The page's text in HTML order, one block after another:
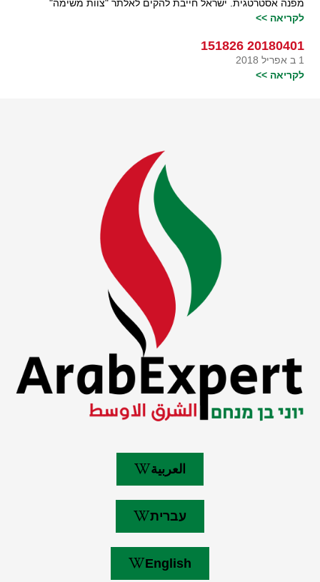
מפנה אסטרטגית. ישראל חייבת להקים לאלתר "צוות משימה"
לקריאה >>
20180401 151826
1 ב אפריל 2018
לקריאה >>
العربية
עברית
English